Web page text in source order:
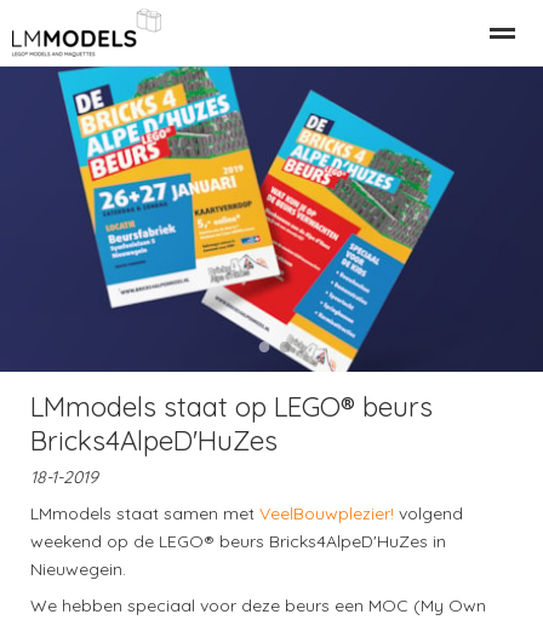
Relatiegeschenk Bedrijfspand LEGO Gebouwen
Home Nieuws Bellen E-mail
● ●
LMmodels staat op LEGO® beurs
Bricks4AlpeD'HuZes
18-1-2019
LMmodels staat samen met VeelBouwplezier! volgend
weekend op de LEGO® beurs Bricks4AlpeD'HuZes in
Nieuwegein.
We hebben speciaal voor deze beurs een MOC (My Own